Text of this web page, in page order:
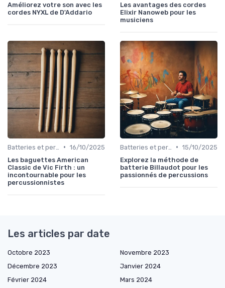
Améliorez votre son avec les
cordes NYXL de D'Addario
Les avantages des cordes
Elixir Nanoweb pour les
musiciens
• 16/10/2025
Les baguettes American
Classic de Vic Firth : un
incontournable pour les
percussionnistes
• 15/10/2025
Explorez la méthode de
batterie Billaudot pour les
passionnés de percussions
Les articles par date
Octobre 2023
Novembre 2023
Décembre 2023
Janvier 2024
Février 2024
Mars 2024